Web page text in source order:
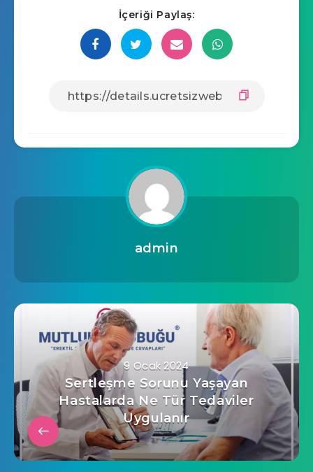
İçeriği Paylaş:
admin
9 Ocak 2024
Sertleşme Sorunu Yaşayan
Hastalarda Ne Tür Tedaviler
Uygulanır